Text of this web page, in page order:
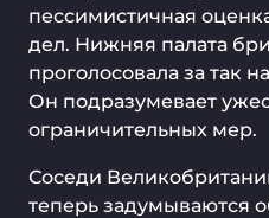
пессимистичная
дел. Нижняя палата
проголосовала за так
Он подразумевает
ограничительных мер.
Соседи
теперь задумываются